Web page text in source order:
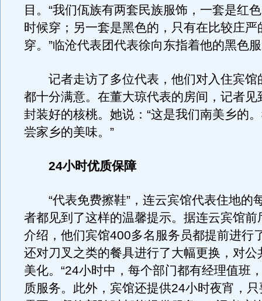
目。“我们佤族有两套民族服饰，一套是红
时候穿；另一套是黑色的，只有在比较庄严
穿。”临沧代表团代表徐向东指着他的黑色
记者走访了多位代表，他们对入住宾馆
都十分满意。在董大琼代表的房间，记者见
封装好的核桃。她说：“这是我们南美乡的
尝家乡的美味。”
24小时优质保障
“代表免费擦鞋”，连云宾馆代表住地的
者都见到了这样的温馨提示。据连云宾馆前
介绍，他们宾馆400多名服务员都提前进行
还对刀叉之类的餐具进行了大幅更换，对公
美化。“24小时中，每个部门都有经理值班
质服务。此外，宾馆还提供24小时夜宵，